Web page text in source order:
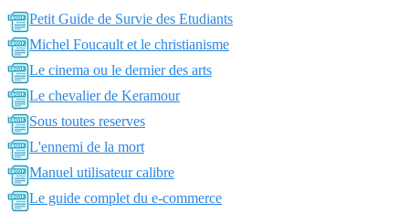
Petit Guide de Survie des Etudiants
Michel Foucault et le christianisme
Le cinema ou le dernier des arts
Le chevalier de Keramour
Sous toutes reserves
L'ennemi de la mort
Manuel utilisateur calibre
Le guide complet du e-commerce